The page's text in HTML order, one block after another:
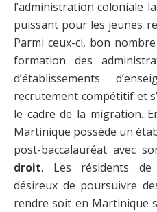
l’administration coloniale
puissant pour les jeunes
Parmi ceux-ci, bon
formation des
d’établissements
recrutement compétitif et
le cadre de la migration.
Martinique possède un
post-baccalauréat avec
droit. Les résidents de
désireux de poursuivre
rendre soit en Martinique